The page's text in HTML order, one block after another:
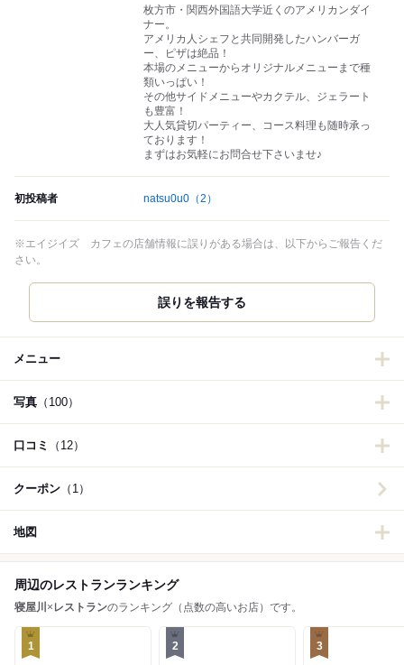
枚方市・関西外国語大学近くのアメリカンダイ
ナー。
アメリカ人シェフと共同開発したハンバーガ
ー、ピザは絶品！
本場のメニューからオリジナルメニューまで種
類いっぱい！
その他サイドメニューやカクテル、ジェラート
も豊富！
大人気貸切パーティー、コース料理も随時承っ
ております！
まずはお気軽にお問合せ下さいませ♪
初投稿者 natsu0u0 （2）
※エイジイズ カフェの店舗情報に誤りがある場合は、以下からご報告くだ
さい。
誤りを報告する
メニュー
写真 （100）
口コミ （12）
クーポン （1）
地図
周辺のレストランランキング
寝屋川 × レストランのランキング（点数の高いお店）です。
1 2 3